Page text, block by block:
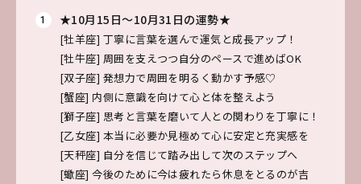
★10月15日～10月31日の運勢★
[牡羊座] 丁寧に言葉を選んで運気と成長アップ！
[牡牛座] 周囲を支えつつ自分のペースで進めばOK
[双子座] 発想力で周囲を明るく動かす予感♡
[蟹座] 内側に意識を向けて心と体を整えよう
[獅子座] 思考と言葉を磨いて人との関わりを丁寧に！
[乙女座] 本当に必要か見極めて心に安定と充実感を
[天秤座] 自分を信じて踏み出して次のステップへ
[蠍座]今後のために今は疲れたら休息をとるのが吉